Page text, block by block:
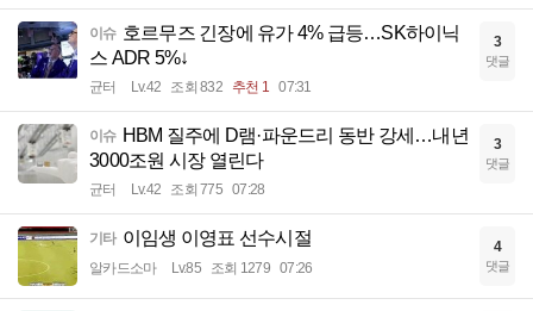
이슈 호르무즈 긴장에 유가 4% 급등…SK하이닉
스 ADR 5%↓
균터 Lv.42 조회 832 추천 1 07:31
3
댓글
이슈 HBM 질주에 D램·파운드리 동반 강세…내년
3000조원 시장 열린다
균터 Lv.42 조회 775 07:28
3
댓글
기타 이임생 이영표 선수시절
알카드소마 Lv.85 조회 1279 07:26
4
댓글